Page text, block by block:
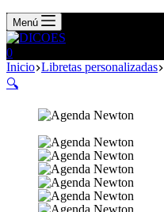
Menú
0
Inicio Libretas personalizadas
🔍